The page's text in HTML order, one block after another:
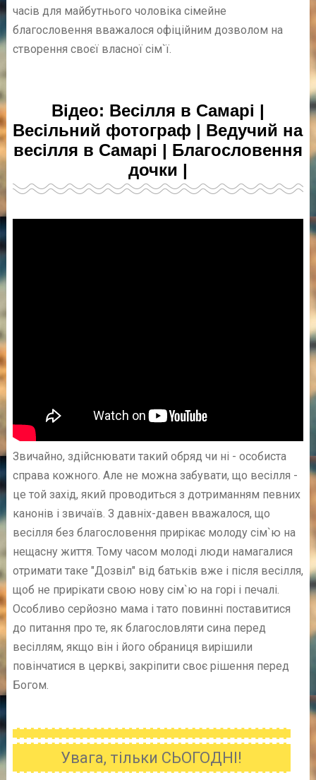
часів для майбутнього чоловіка сімейне
благословення вважалося офіційним дозволом на
створення своєї власної сім`ї.
Відео: Весілля в Самарі |
Весільний фотограф | Ведучий на
весілля в Самарі | Благословення
дочки |
Звичайно, здійснювати такий обряд чи ні - особиста
справа кожного. Але не можна забувати, що весілля -
це той захід, який проводиться з дотриманням певних
канонів і звичаїв. З давніх-давен вважалося, що
весілля без благословення прирікає молоду сім`ю на
нещасну життя. Тому часом молоді люди намагалися
отримати таке "Дозвіл" від батьків вже і після весілля,
щоб не прирікати свою нову сім`ю на горі і печалі.
Особливо серйозно мама і тато повинні поставитися
до питання про те, як благословляти сина перед
весіллям, якщо він і його обраниця вирішили
повінчатися в церкві, закріпити своє рішення перед
Богом.
Увага, тільки СЬОГОДНІ!